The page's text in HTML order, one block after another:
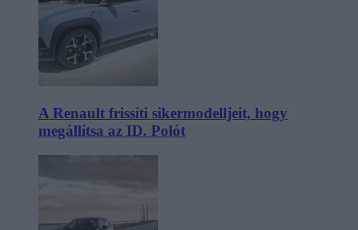
A Renault frissíti sikermodelljeit, hogy
megállítsa az ID. Polót